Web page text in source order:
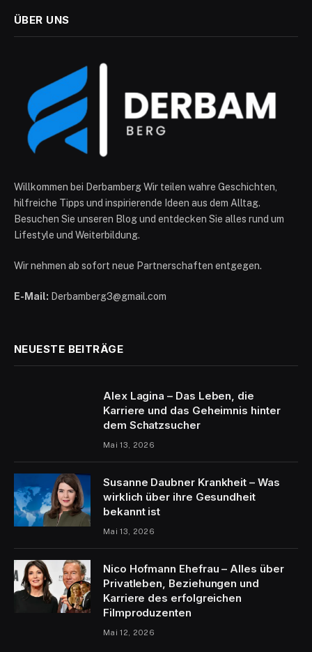
ÜBER UNS
Willkommen bei Derbamberg Wir teilen wahre Geschichten,
hilfreiche Tipps und inspirierende Ideen aus dem Alltag.
Besuchen Sie unseren Blog und entdecken Sie alles rund um
Lifestyle und Weiterbildung.
Wir nehmen ab sofort neue Partnerschaften entgegen.
E-Mail: Derbamberg3@gmail.com
NEUESTE BEITRÄGE
Alex Lagina – Das Leben, die
Karriere und das Geheimnis hinter
dem Schatzsucher
Mai 13, 2026
Susanne Daubner Krankheit – Was
wirklich über ihre Gesundheit
bekannt ist
Mai 13, 2026
Nico Hofmann Ehefrau – Alles über
Privatleben, Beziehungen und
Karriere des erfolgreichen
Filmproduzenten
Mai 12, 2026